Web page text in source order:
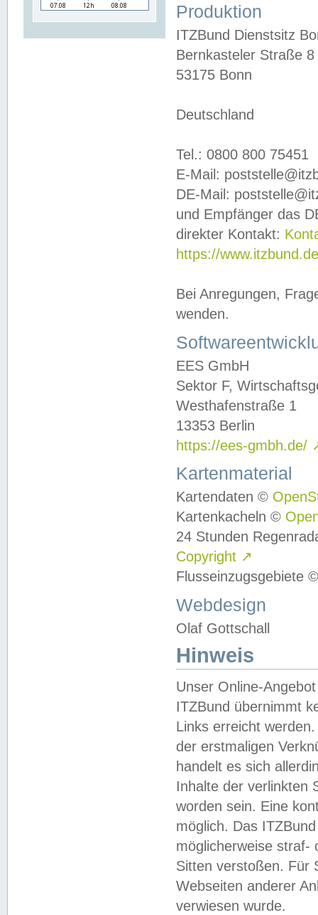
Produktion
ITZBund Dienstsitz
Bernkasteler Straße 8
53175 Bonn
Deutschland
Tel.: 0800 800 75451
E-Mail:
DE-Mail:
und Empfänger das
direkter Kontakt:
https://
Bei Anregungen,
wenden.
EES GmbH
Sektor F,
Westhafenstraße 1
13353 Berlin
https://ees-gmbh.de/
Kartenmaterial
Kartendaten ©
Kartenkacheln ©
24 Stunden
Copyright ↗
Flusseinzugsgebiete
Webdesign
Olaf Gottschall
Hinweis
Unser Online-
ITZBund übernimmt
Links erreicht
der erstmaligen
handelt es sich
Inhalte der verlinkten
worden sein. Eine
möglich. Das
möglicherweise straf-
Sitten verstoßen. Für
Webseiten anderer
verwiesen wurde.